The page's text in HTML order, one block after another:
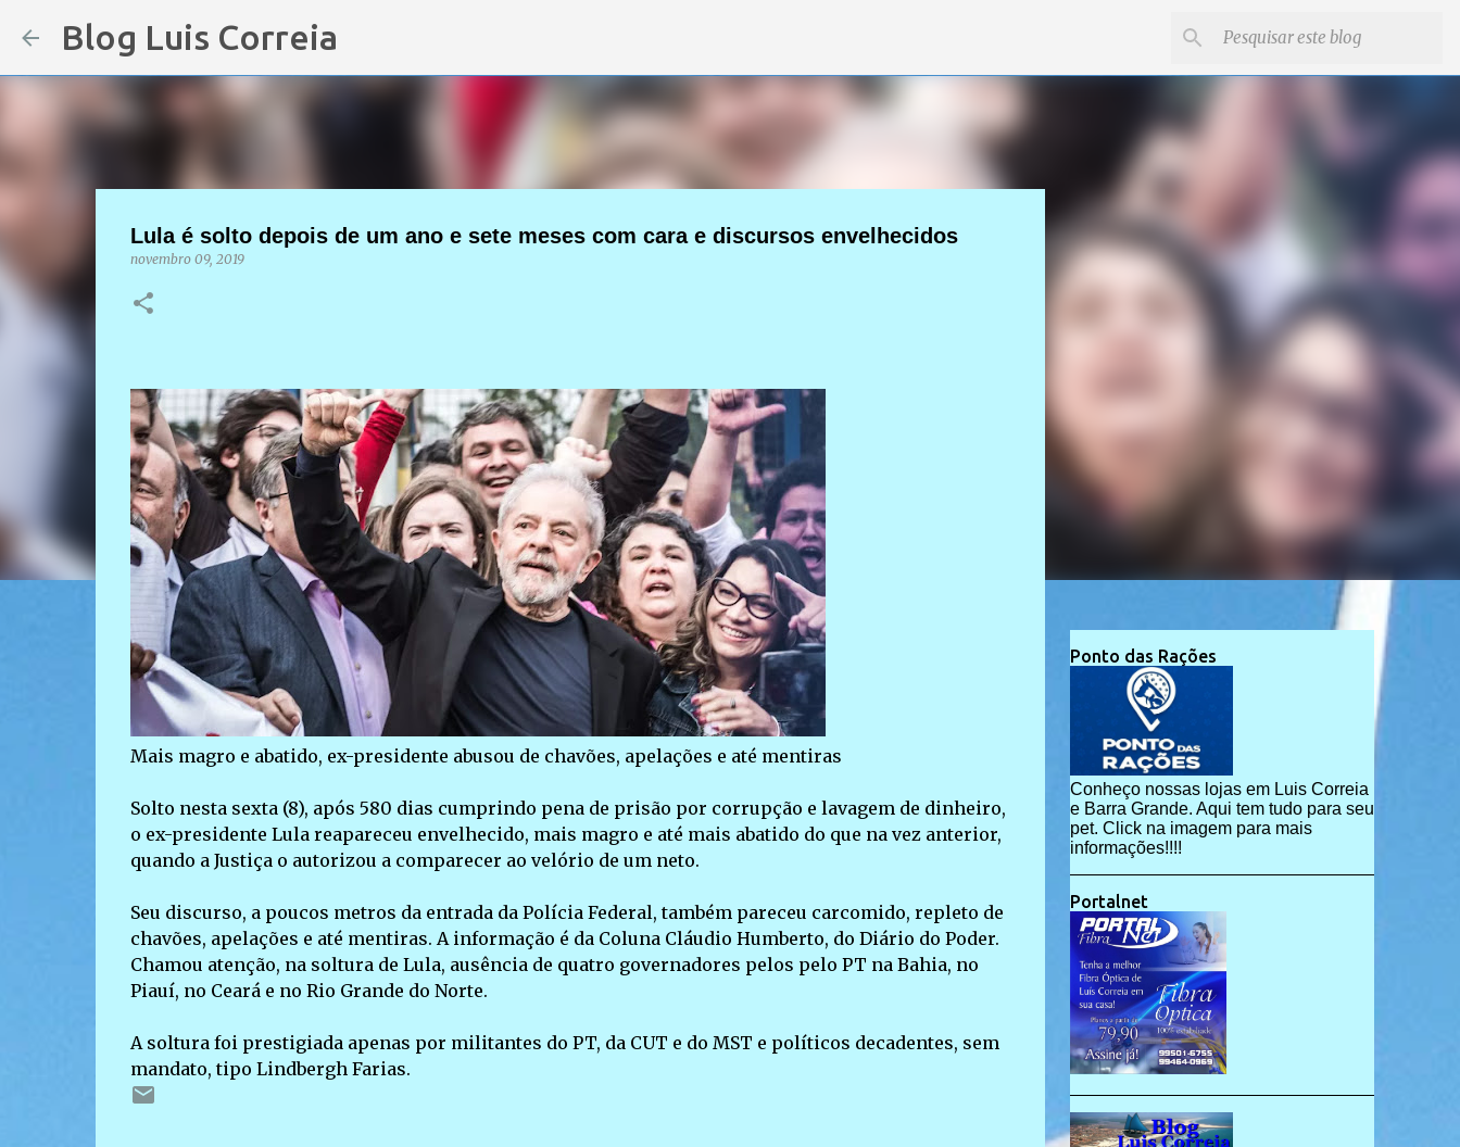
Blog Luis Correia
Lula é solto depois de um ano e sete meses com cara e discursos envelhecidos
novembro 09, 2019
Mais magro e abatido, ex-presidente abusou de chavões, apelações e até mentiras
Solto nesta sexta (8), após 580 dias cumprindo pena de prisão por corrupção e lavagem de dinheiro,
o ex-presidente Lula reapareceu envelhecido, mais magro e até mais abatido do que na vez anterior,
quando a Justiça o autorizou a comparecer ao velório de um neto.
Seu discurso, a poucos metros da entrada da Polícia Federal, também pareceu carcomido, repleto de
chavões, apelações e até mentiras. A informação é da Coluna Cláudio Humberto, do Diário do Poder.
Chamou atenção, na soltura de Lula, ausência de quatro governadores pelos pelo PT na Bahia, no
Piauí, no Ceará e no Rio Grande do Norte.
A soltura foi prestigiada apenas por militantes do PT, da CUT e do MST e políticos decadentes, sem
mandato, tipo Lindbergh Farias.
Ponto das Rações
Conheço nossas lojas em Luis Correia
e Barra Grande. Aqui tem tudo para seu
pet. Click na imagem para mais
informações!!!!
Portalnet